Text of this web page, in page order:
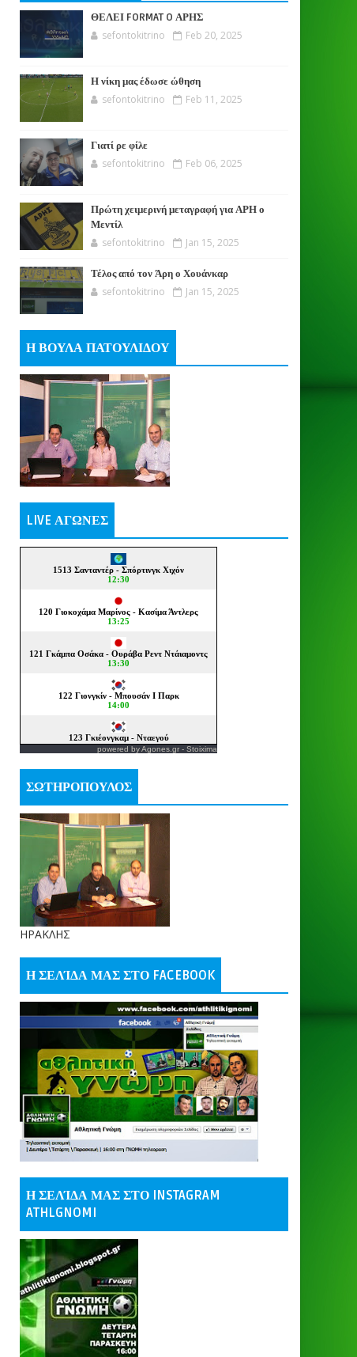
ΘΕΛΕΙ FORMAT O ΑΡΗΣ
sefontokitrino Feb 20, 2025
Η νίκη μας έδωσε ώθηση
sefontokitrino Feb 11, 2025
Γιατί ρε φίλε
sefontokitrino Feb 06, 2025
Πρώτη χειμερινή μεταγραφή για ΑΡΗ ο
Μεντίλ
sefontokitrino Jan 15, 2025
Τέλος από τον Άρη ο Χουάνκαρ
sefontokitrino Jan 15, 2025
Η ΒΟΥΛΑ ΠΑΤΟΥΛΙΔΟΥ
LIVE ΑΓΩΝΕΣ
powered byAgones.gr - Stoixima
ΣΩΤΗΡΟΠΟΥΛΟΣ
ΗΡΑΚΛΗΣ
Η ΣΕΛΊΔΑ ΜΑΣ ΣΤΟ FACEBOOK
Η ΣΕΛΊΔΑ ΜΑΣ ΣΤΟ INSTAGRAM
ATHLGNOMI